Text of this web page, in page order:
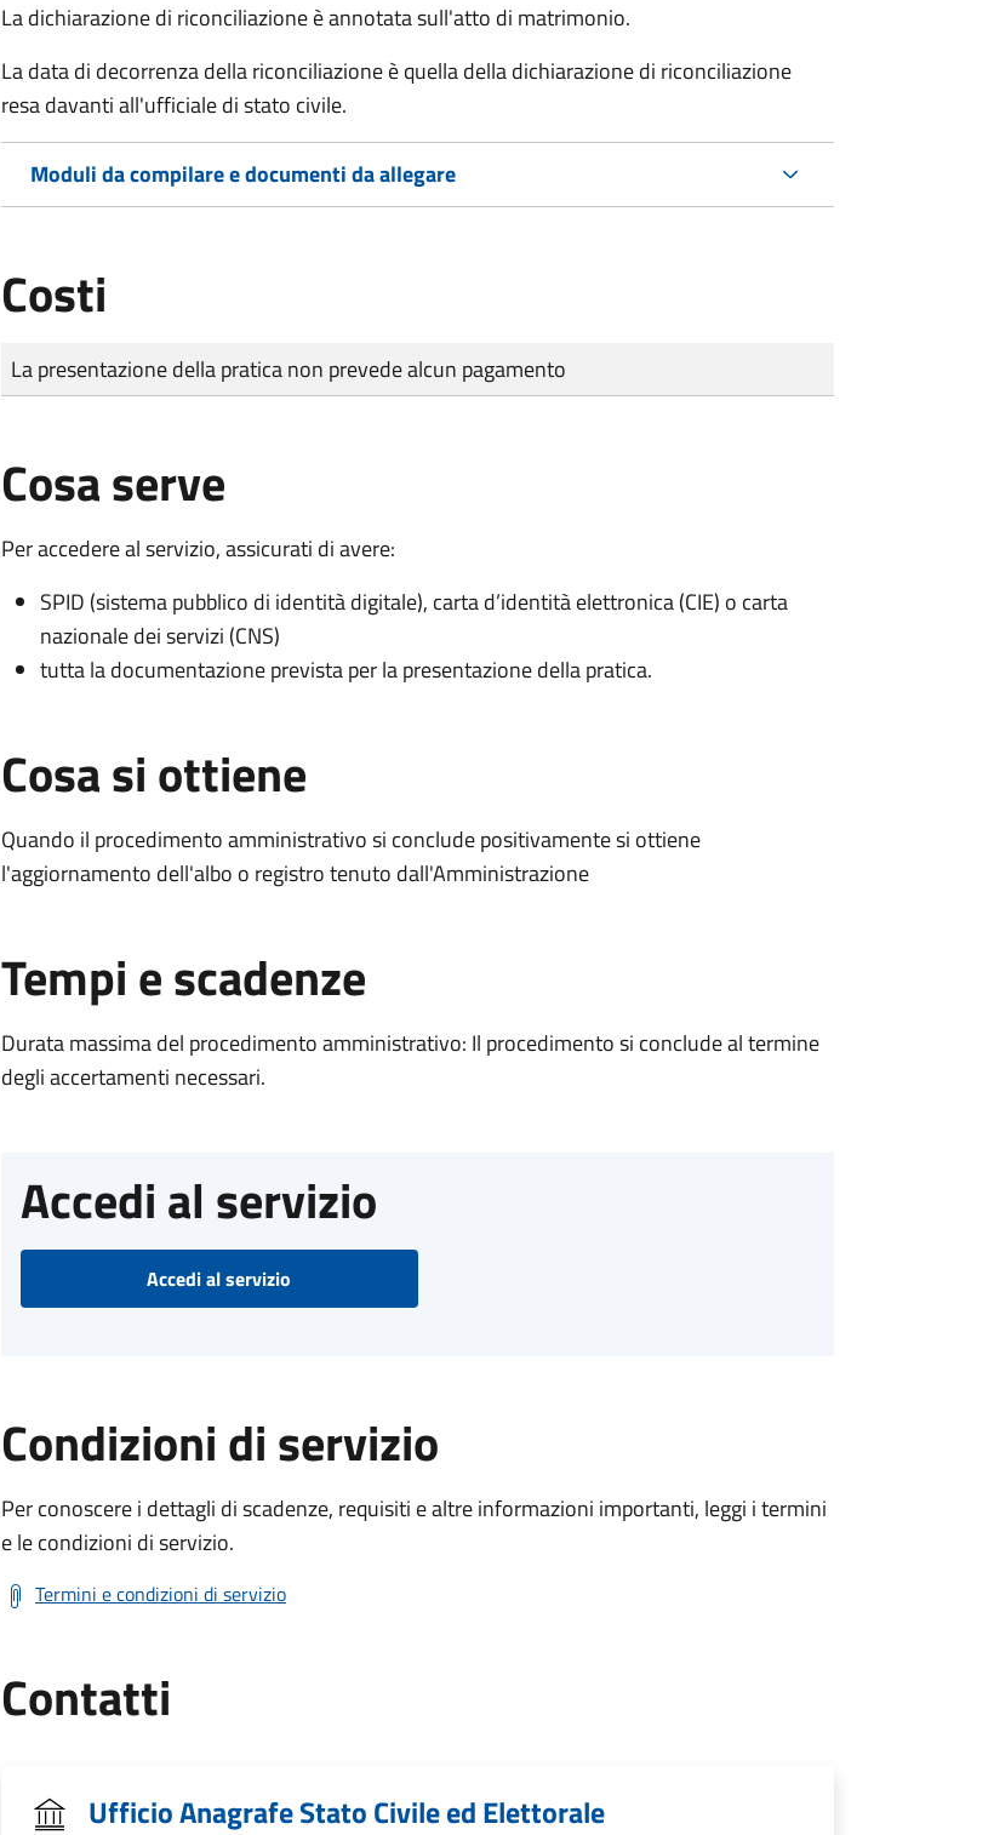
La dichiarazione di riconciliazione è annotata sull'atto di matrimonio.
La data di decorrenza della riconciliazione è quella della dichiarazione di riconciliazione
resa davanti all'ufficiale di stato civile.
Moduli da compilare e documenti da allegare
Costi
Tipo di pagamento
Importo
La presentazione della pratica non prevede alcun pagamento
Cosa serve
Per accedere al servizio, assicurati di avere:
SPID (sistema pubblico di identità digitale), carta d’identità elettronica (CIE) o carta
nazionale dei servizi (CNS)
tutta la documentazione prevista per la presentazione della pratica.
Cosa si ottiene
Quando il procedimento amministrativo si conclude positivamente si ottiene
l'aggiornamento dell'albo o registro tenuto dall'Amministrazione
Tempi e scadenze
Durata massima del procedimento amministrativo: Il procedimento si conclude al termine
degli accertamenti necessari.
Accedi al servizio
Accedi al servizio
Condizioni di servizio
Per conoscere i dettagli di scadenze, requisiti e altre informazioni importanti, leggi i termini
e le condizioni di servizio.
Termini e condizioni di servizio
Contatti
Ufficio Anagrafe Stato Civile ed Elettorale